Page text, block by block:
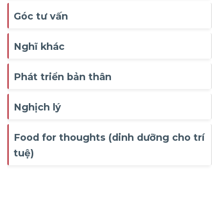
Góc tư vấn
Nghĩ khác
Phát triển bản thân
Nghịch lý
Food for thoughts (dinh dưỡng cho trí
tuệ)